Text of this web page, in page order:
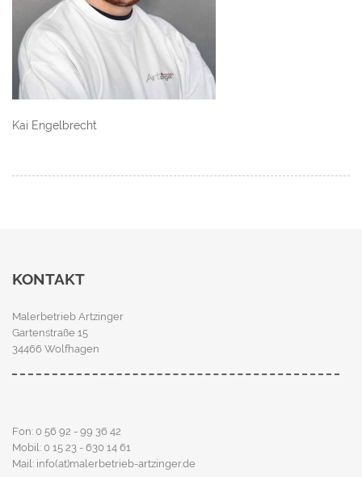
Kai Engelbrecht
KONTAKT
Malerbetrieb Artzinger
Gartenstraße 15
34466 Wolfhagen
Fon: 0 56 92 - 99 36 42
Mobil: 0 15 23 - 630 14 61
Mail: info(at)malerbetrieb-artzinger.de